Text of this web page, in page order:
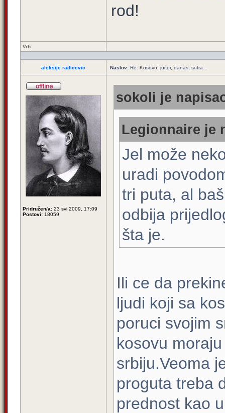
rod!
Vrh
aleksije radicevic Naslov: Re: Kosovo: jučer, danas, sutra...
Pridružen/a: 23 svi 2009, 17:09
Postovi: 18059
sokoli je
Legionnaire je
Jel može
uradi
tri puta, al
odbija
šta je.
Ili ce da
ljudi koji sa
poruci svojim
kosovu
srbiju.Veoma
proguta treba
prednost kao